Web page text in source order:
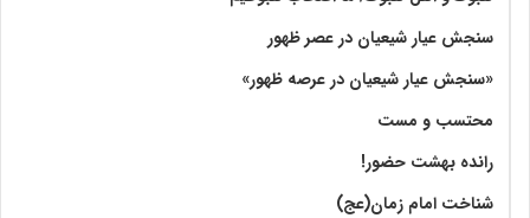
سنجش عیار شیعیان در عصر ظهور
«سنجش عیار شیعیان در عرصه ظهور»
محتسب و مست
رانده بهشت‌ حضور!
شناخت امام زمان(عج)